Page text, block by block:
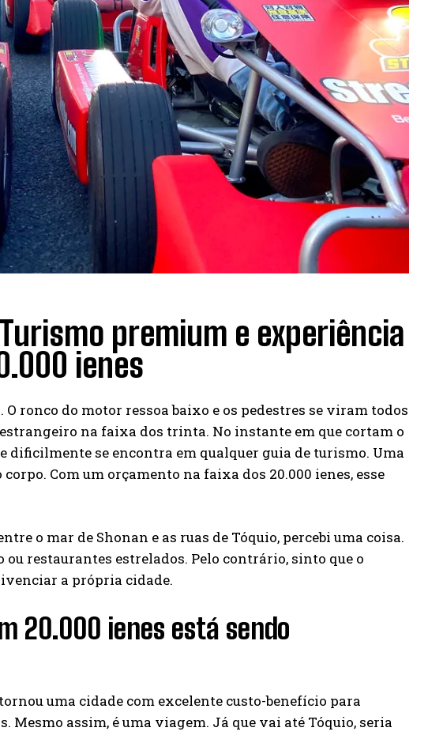
premium e experiência
ienes
ronco do motor ressoa baixo e os pedestres se viram todos
na faixa dos trinta. No instante em que cortam o
dificilmente se encontra em qualquer guia de turismo. Uma
Com um orçamento na faixa dos 20.000 ienes, esse
o mar de Shonan e as ruas de Tóquio, percebi uma coisa.
ou restaurantes estrelados. Pelo contrário, sinto que o
a própria cidade.
20.000 ienes está sendo
uma cidade com excelente custo-benefício para
assim, é uma viagem. Já que vai até Tóquio, seria